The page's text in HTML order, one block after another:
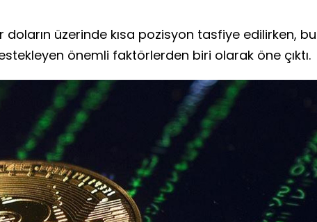
üzerinde kısa pozisyon tasfiye edilirken, bu
önemli faktörlerden biri olarak öne çıktı.